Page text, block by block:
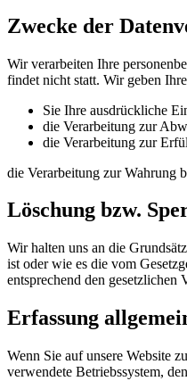
Zwecke der
Wir verarbeiten Ihre
findet nicht statt. Wir geben
Sie Ihre ausdrückliche
die Verarbeitung zur
die Verarbeitung zur
die Verarbeitung zur Wahrung
Löschung bzw.
Wir halten uns an die
ist oder wie es die vom
entsprechend den gesetzlichen
Erfassung
Wenn Sie auf unsere Website
verwendete Betriebssystem,